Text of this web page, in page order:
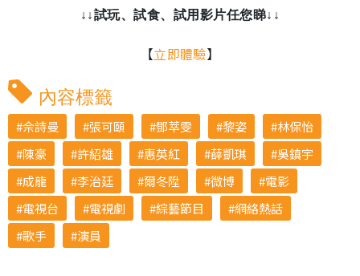
↓↓試玩、試食、試用影片任您睇↓↓
【立即體驗】
內容標籤
佘詩曼 張可頤 鄧萃雯 黎姿
林保怡
陳豪
許紹雄 惠英紅 薛凱琪
吳鎮宇
成龍
李治廷 爾冬陞 微博
電影
電視台
電視劇 綜藝節目
網絡熱話
歌手
演員